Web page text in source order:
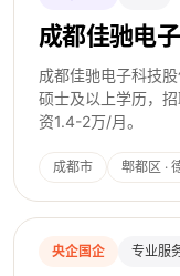
成都佳驰电
成都佳驰电子科技
硕士及以上学历，
资1.4-2万/月。
成都市 郫都区 ·
成都
央企国企 专业服